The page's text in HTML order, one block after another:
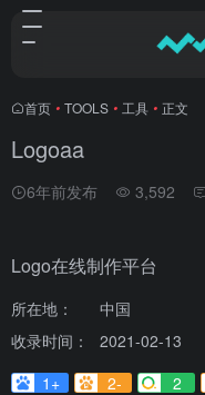
首页 • TOOLS • 工具 • 正文
Logoaa
6年前发布 3,592
Logo在线制作平台
所在地：
中国
收录时间：
2021-02-13
1+
2- 2